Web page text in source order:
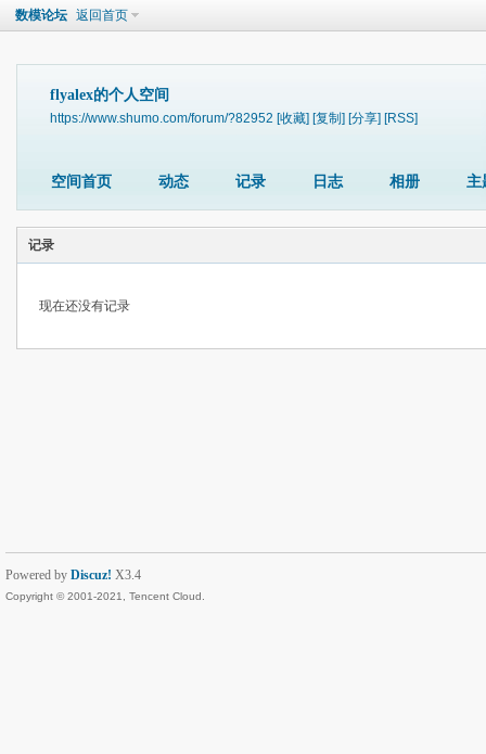
数模论坛 返回首页
flyalex的个人空间
https://www.shumo.com/forum/?82952 [收藏] [复制] [分享] [RSS]
空间首页 动态 记录 日志 相册 主
记录
现在还没有记录
Powered by Discuz! X3.4
Copyright © 2001-2021, Tencent Cloud.